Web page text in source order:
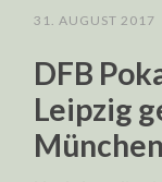
31. AUGUST 2017
DFB
Leipzig
München